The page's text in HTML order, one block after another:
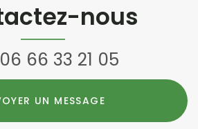
nous
06 66 33 21 05
UN MESSAGE